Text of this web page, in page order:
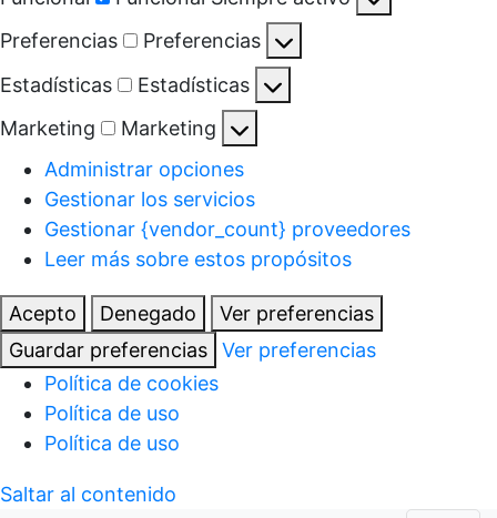
Preferencias
Preferencias
Estadísticas
Estadísticas
Marketing
Marketing
Administrar opciones
Gestionar los servicios
Gestionar {vendor_count} proveedores
Leer más sobre estos propósitos
Acepto Denegado
Ver preferencias
Guardar preferencias
Ver preferencias
Política de cookies
Política de uso
Política de uso
Saltar al contenido